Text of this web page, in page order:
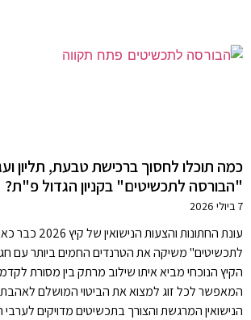
כמה תוכלו לחסוך ברכישת טבעת, תליון
"הבורסה לתכשיטים" בקניון הגדול פ"ת?
7 ביולי 2026
עונת החתונות
לתכשיטים" משיקה את הטרנדים החמים ביותר עם
הקיץ הנוכחי מביא איתו שילוב מרתק בין מסורת
המאפשר לכל זוג למצוא את הביטוי המושלם
הנישואין המרגשת והצורך בתכשיטים מדויקים לערבי